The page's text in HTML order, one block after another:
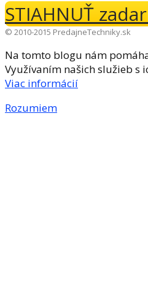
STIAHNUŤ
© 2010-2015 PredajneTechniky.sk
Na tomto blogu nám
Využívaním našich služieb s
Viac informácií
Rozumiem